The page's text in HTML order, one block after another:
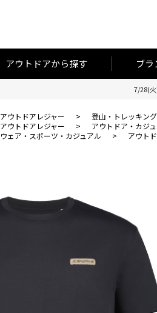
アウトドアから探す ブ
7/28(
アウトドアレジャー > 登山・トレッキング
アウトドアレジャー > アウトドア・カジ
ウェア・スポーツ・カジュアル > アウト